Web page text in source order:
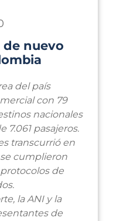
de nuevo
del país
con 79
nacionales
7.061 pasajeros.
transcurrió en
cumplieron
de
la ANI y la
de